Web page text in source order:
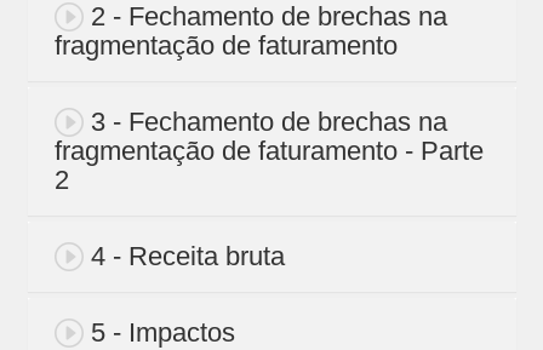
2 - Fechamento de brechas na
fragmentação de faturamento
3 - Fechamento de brechas na
fragmentação de faturamento - Parte
2
4 - Receita bruta
5 - Impactos